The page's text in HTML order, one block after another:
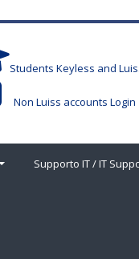
Students Keyless and
Non Luiss accounts Login
Supporto IT / IT